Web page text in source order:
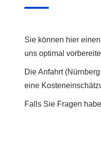
Sie können hier
uns optimal
Die Anfahrt
eine
Falls Sie Fragen